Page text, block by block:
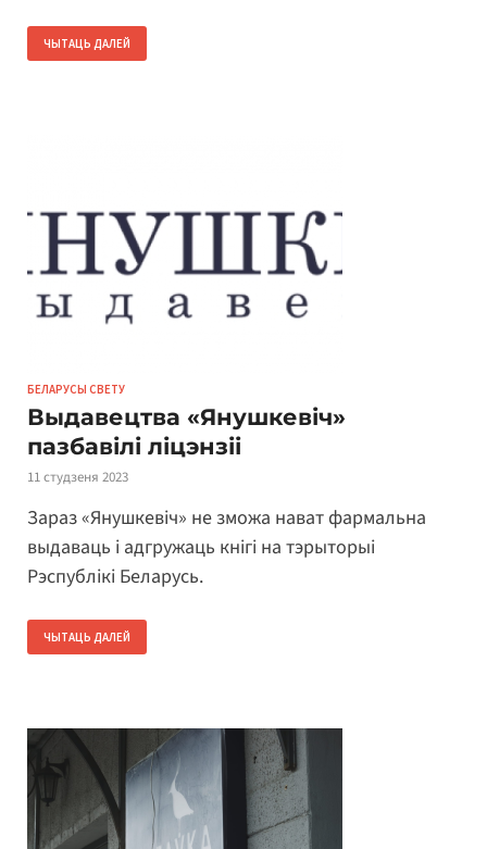
ЧЫТАЦЬ ДАЛЕЙ
БЕЛАРУСЫ СВЕТУ
Выдавецтва «Янушкевіч»
пазбавілі ліцэнзіі
11 студзеня 2023
Зараз «Янушкевіч» не зможа нават фармальна
выдаваць і адгружаць кнігі на тэрыторыі
Рэспублікі Беларусь.
ЧЫТАЦЬ ДАЛЕЙ